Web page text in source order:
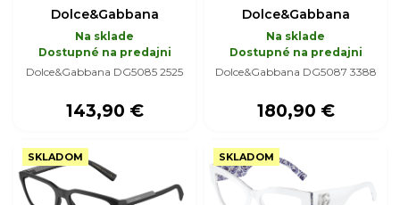
Dolce&Gabbana
Na sklade
Dostupné na predajni
Dolce&Gabbana DG5085 2525
143,90 €
Dolce&Gabbana
Na sklade
Dostupné na predajni
Dolce&Gabbana DG5087 3388
180,90 €
SKLADOM SKLADOM